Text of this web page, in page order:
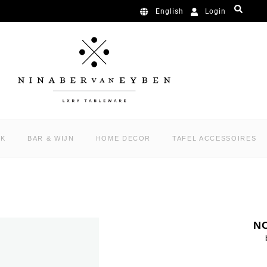
English Login
BAR & WIJN HOME DECOR TAFEL ACCESSOIRES